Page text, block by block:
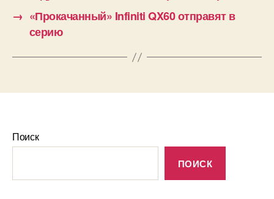
→ «Прокачанный» Infiniti QX60 отправят в
серию
Поиск
ПОИСК